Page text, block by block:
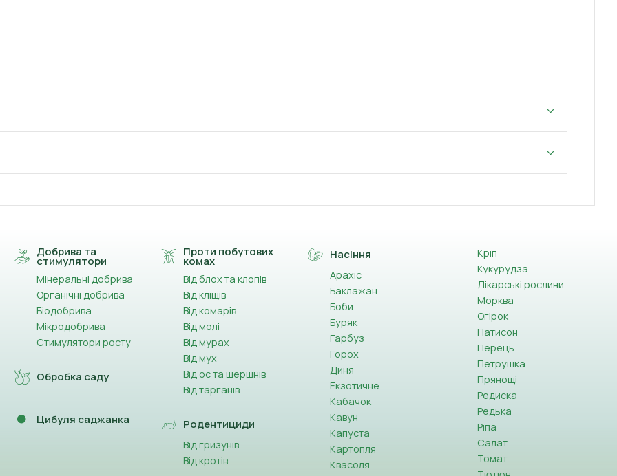
Добрива та
стимулятори
Мінеральні добрива
Органічні добрива
Біодобрива
Мікродобрива
Стимулятори росту
Обробка саду
Цибуля саджанка
Проти побутових
комах
Від блох та клопів
Від кліщів
Від комарів
Від молі
Від мурах
Від мух
Від ос та шершнів
Від тарганів
Родентициди
Від гризунів
Від кротів
Насіння
Арахіс
Баклажан
Боби
Буряк
Гарбуз
Горох
Диня
Екзотичне
Кабачок
Кавун
Капуста
Картопля
Квасоля
Кріп
Кукурудза
Лікарські рослини
Морква
Огірок
Патисон
Перець
Петрушка
Прянощі
Редиска
Редька
Ріпа
Салат
Томат